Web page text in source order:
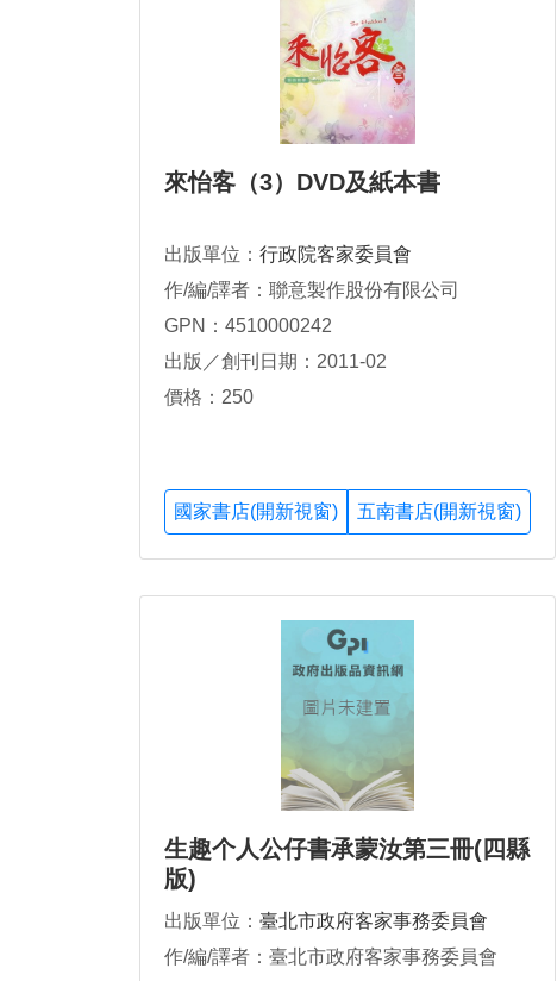
來怡客（3）DVD及紙本書
出版單位： 行政院客家委員會
作/編/譯者：聯意製作股份有限公司
GPN：4510000242
出版／創刊日期：2011-02
價格：250
國家書店(開新視窗) 五南書店(開新視窗)
生趣个人公仔書承蒙汝第三冊(四縣
版)
出版單位： 臺北市政府客家事務委員會
作/編/譯者：臺北市政府客家事務委員會